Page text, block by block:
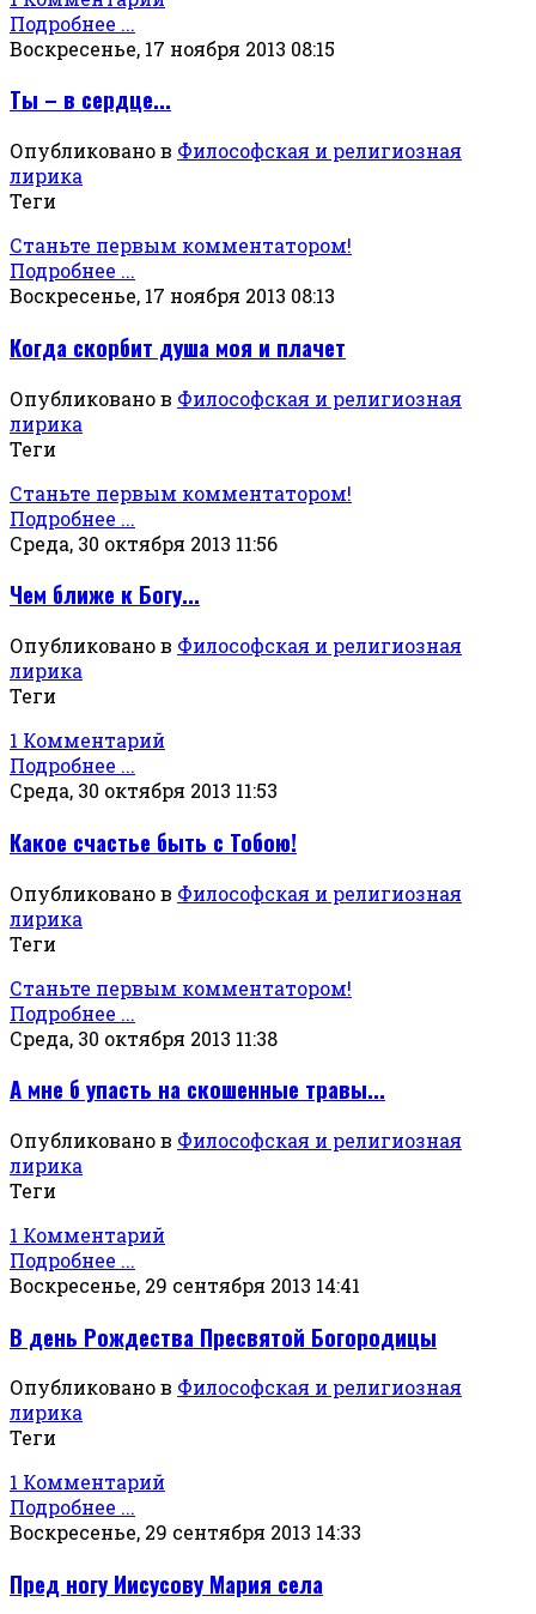
Подробнее ...
Воскресенье, 17 ноября 2013 08:15
Ты – в сердце...
Опубликовано в Философская и религиозная
лирика
Теги
Станьте первым комментатором!
Подробнее ...
Воскресенье, 17 ноября 2013 08:13
Когда скорбит душа моя и плачет
Опубликовано в Философская и религиозная
лирика
Теги
Станьте первым комментатором!
Подробнее ...
Среда, 30 октября 2013 11:56
Чем ближе к Богу...
Опубликовано в Философская и религиозная
лирика
Теги
1 Комментарий
Подробнее ...
Среда, 30 октября 2013 11:53
Какое счастье быть с Тобою!
Опубликовано в Философская и религиозная
лирика
Теги
Станьте первым комментатором!
Подробнее ...
Среда, 30 октября 2013 11:38
А мне б упасть на скошенные травы...
Опубликовано в Философская и религиозная
лирика
Теги
1 Комментарий
Подробнее ...
Воскресенье, 29 сентября 2013 14:41
В день Рождества Пресвятой Богородицы
Опубликовано в Философская и религиозная
лирика
Теги
1 Комментарий
Подробнее ...
Воскресенье, 29 сентября 2013 14:33
Пред ногу Иисусову Мария села